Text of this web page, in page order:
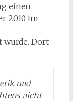
einen
2010 im
wurde. Dort
und
nicht